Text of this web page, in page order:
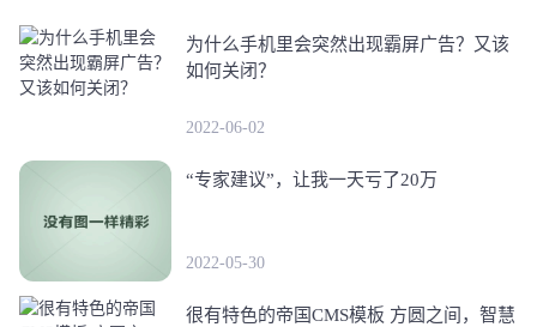
为什么手机里会突然出现霸屏广告？又该
如何关闭？
2022-06-02
“专家建议”，让我一天亏了20万
2022-05-30
很有特色的帝国CMS模板 方圆之间，智慧